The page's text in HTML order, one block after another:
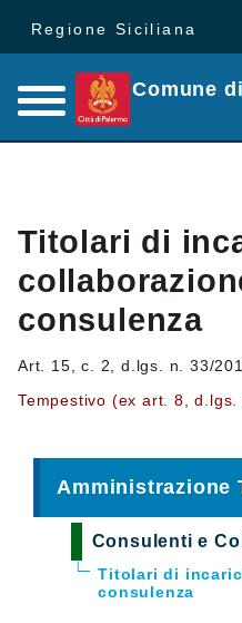
Regione Siciliana
Comune
Titolari di
consulenza
Art. 15, c. 2, d.lgs. n. 33/
Tempestivo (ex art. 8, d.lgs.
Amministrazione
Consulenti e
Titolari di
consulenza